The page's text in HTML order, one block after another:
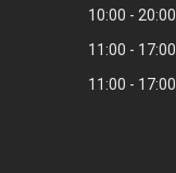
10:00
20:00
11:00
17:00
11:00 17:00